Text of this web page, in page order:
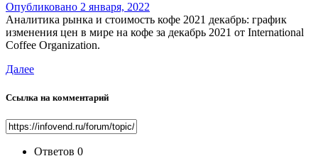
Опубликовано 2 января, 2022
Аналитика рынка и стоимость кофе 2021 декабрь: график
изменения цен в мире на кофе за декабрь 2021 от International
Coffee Organization.
Далее
Ссылка на комментарий
Ответов 0